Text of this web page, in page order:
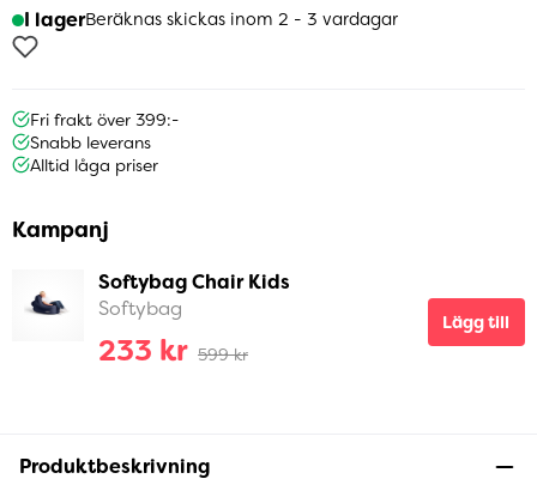
I lagerBeräknas skickas inom 2 - 3 vardagar
Fri frakt över 399:-
Snabb leverans
Alltid låga priser
Kampanj
Softybag Chair Kids
Softybag
233 kr 599 kr
Lägg till
Produktbeskrivning